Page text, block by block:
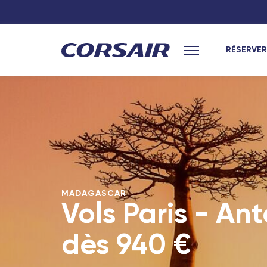
Menu principal
RÉSERVER
MADAGASCAR
Vols Paris -
dès 940 €
Hexagone
Lyon
Nantes
Toulouse
Marseille
Bordeaux
Nîmes - TGV
Océan Indien
Saint-Denis (La
Port-Louis (Île
Antananarivo
Dzaoudzi
Antilles
Pointe-à-Pitre